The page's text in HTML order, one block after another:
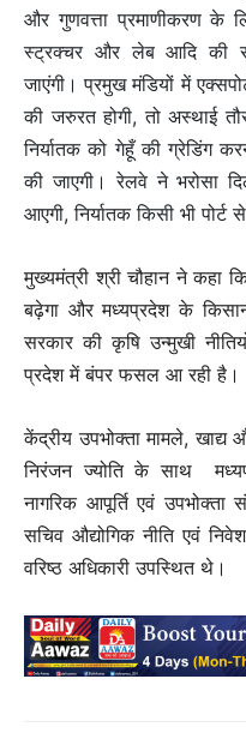
और गुणवत्ता प्रमाणीकरण के
स्ट्रक्चर और लेब आदि की
जाएंगी। प्रमुख मंडियों में
की जरुरत होगी, तो अस्थाई
निर्यातक को गेहूँ की ग्रेडिंग
की जाएगी। रेलवे ने भरोसा
आएगी, निर्यातक किसी भी
मुख्यमंत्री श्री चौहान ने कहा
बढ़ेगा और मध्यप्रदेश के
सरकार की कृषि उन्मुखी
प्रदेश में बंपर फसल आ रही है।
केंद्रीय उपभोक्ता मामले, खाद्य
निरंजन ज्योति के साथ
नागरिक आपूर्ति एवं
सचिव औद्योगिक नीति एवं
वरिष्ठ अधिकारी उपस्थित थे।